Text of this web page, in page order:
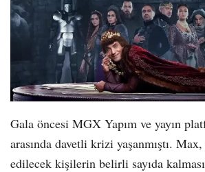
Gala öncesi MGX Yapım ve yayın
arasında davetli krizi yaşanmıştı.
edilecek kişilerin belirli sayıda